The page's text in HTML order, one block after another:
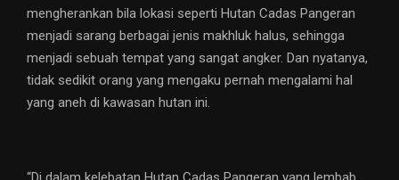
mengherankan bila lokasi seperti Hutan Cadas Pangeran
menjadi sarang berbagai jenis makhluk halus, sehingga
menjadi sebuah tempat yang sangat angker. Dan nyatanya,
tidak sedikit orang yang mengaku pernah mengalami hal
yang aneh di kawasan hutan ini.